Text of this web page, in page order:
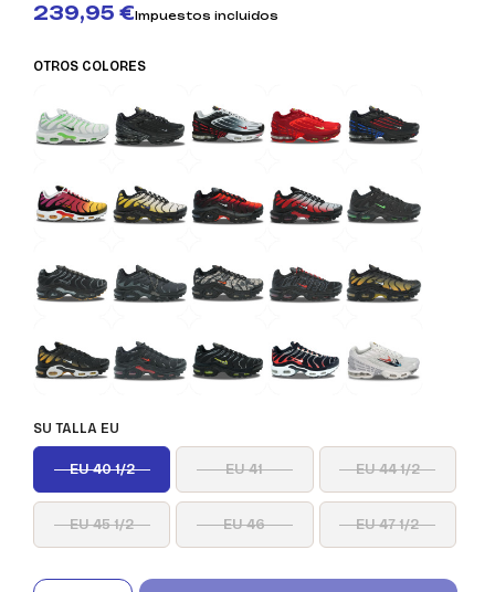
239,95 €Impuestos incluidos
OTROS COLORES
SU TALLA EU
EU 40 1/2 EU 41 EU 44 1/2
EU 45 1/2 EU 46 EU 47 1/2